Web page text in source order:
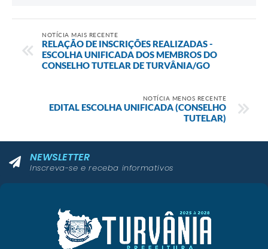
NOTÍCIA MAIS RECENTE
RELAÇÃO DE INSCRIÇÕES REALIZADAS -
ESCOLHA UNIFICADA DOS MEMBROS DO
CONSELHO TUTELAR DE TURVÂNIA/GO
NOTÍCIA MENOS RECENTE
EDITAL ESCOLHA UNIFICADA (CONSELHO
TUTELAR)
NEWSLETTER
Inscreva-se e receba informativos